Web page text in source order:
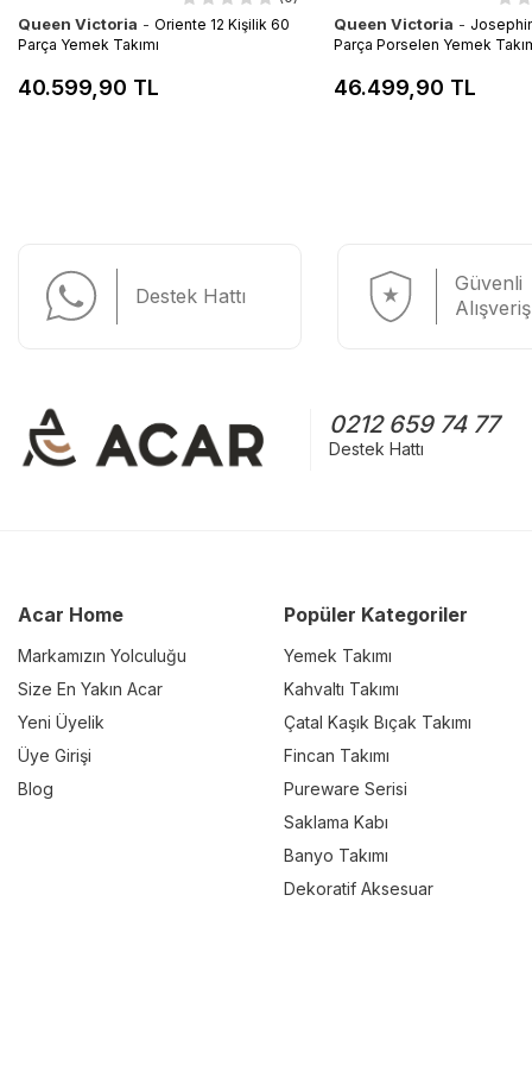
Queen Victoria - Oriente 12 Kişilik 60
Parça Yemek Takımı
40.599,90 TL
Queen Victoria -
Parça Porselen Yemek
46.499,90 TL
Destek Hattı
Güvenli
Alışveriş
0212 659 74 77
Destek Hattı
Acar Home
Markamızın Yolculuğu
Size En Yakın Acar
Yeni Üyelik
Üye Girişi
Blog
Popüler Kategoriler
Yemek Takımı
Kahvaltı Takımı
Çatal Kaşık Bıçak Takımı
Fincan Takımı
Pureware Serisi
Saklama Kabı
Banyo Takımı
Dekoratif Aksesuar